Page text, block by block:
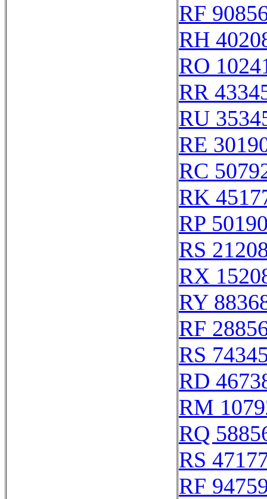
RF
RH
RO
RR
RU
RE
RC
RK
RP
RS
RX
RY
RF
RS
RD
RM
RQ
RS
RF